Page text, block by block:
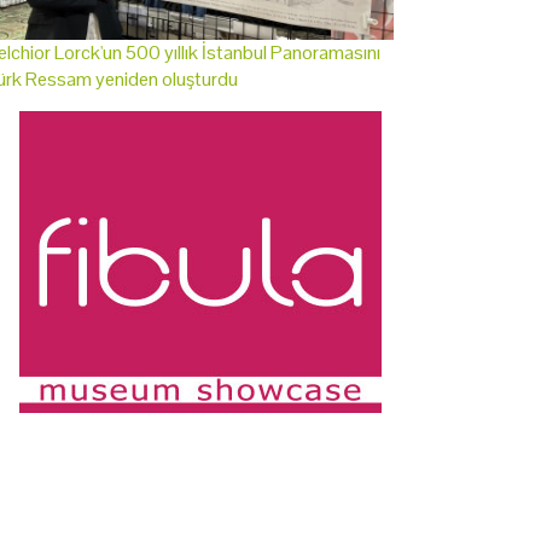
Lorck'un 500 yıllık İstanbul Panoramasını
Ressam yeniden oluşturdu